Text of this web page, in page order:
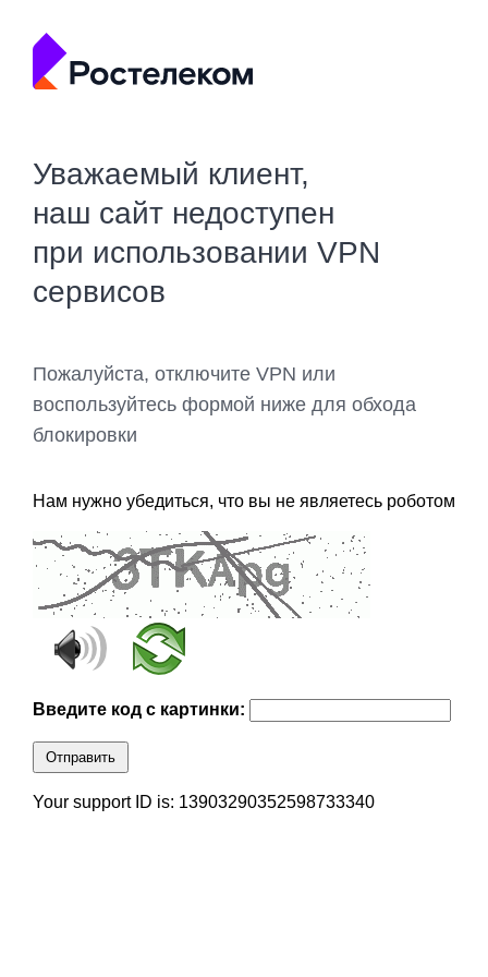
Уважаемый клиент,
наш сайт недоступен
при использовании VPN
сервисов
Пожалуйста, отключите VPN или
воспользуйтесь формой ниже для обхода
блокировки
Нам нужно убедиться, что вы не являетесь роботом
Введите код с картинки:
Отправить
Your support ID is: 13903290352598733340